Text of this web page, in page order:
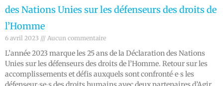
des Nations Unies sur les défenseurs des droits de
l’Homme
6 avril 2023 Aucun commentaire
L’année 2023 marque les 25 ans de la Déclaration des Nations
Unies sur les défenseurs des droits de l’Homme. Retour sur les
accomplissements et défis auxquels sont confronté∙e∙s les